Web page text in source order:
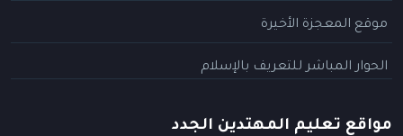
موقع المعجزة الأخيرة
الحوار المباشر للتعريف بالإسلام
مواقع تعليم المهتدين الجدد